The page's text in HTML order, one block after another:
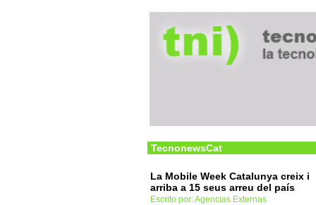
TecnonewsCat
La Mobile Week Catalunya creix i
arriba a 15 seus arreu del país
Escrito por: Agencias Externas